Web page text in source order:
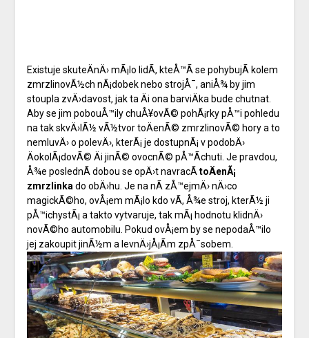
Existuje skuteÄnÄ› mÃ¡lo lidÃ­, kteÅ™Ã­ se pohybujÃ­ kolem
zmrzlinovÃ½ch nÃ¡dobek nebo strojÅ¯, aniÅ¾ by jim
stoupla zvÄ›davost, jak ta Äi ona barviÄka bude chutnat.
Aby se jim pobouÅ™ily chuÅ¥ovÃ© pohÃ¡rky pÅ™i pohledu
na tak skvÄ›lÃ½ vÃ½tvor toÄenÃ© zmrzlinovÃ© hory a to
nemluvÄ› o polevÄ›, kterÃ¡ je dostupnÃ¡ v podobÄ›
ÄokolÃ¡dovÃ© Äi jinÃ© ovocnÃ© pÅ™Ã­chuti. Je pravdou,
Å¾e poslednÃ­ dobou se opÄ›t navracÃ­ toÄenÃ¡
zmrzlinka do obÄ›hu. Je na nÃ­ zÅ™ejmÄ› nÄ›co
magickÃ©ho, ovÅ¡em mÃ¡lo kdo vÃ­, Å¾e stroj, kterÃ½ ji
pÅ™ichystÃ¡ a takto vytvaruje, tak mÃ¡ hodnotu klidnÄ›
novÃ©ho automobilu. Pokud ovÅ¡em by se nepodaÅ™ilo
jej zakoupit jinÃ½m a levnÄ›jÅ¡Ã­m zpÅ¯sobem.